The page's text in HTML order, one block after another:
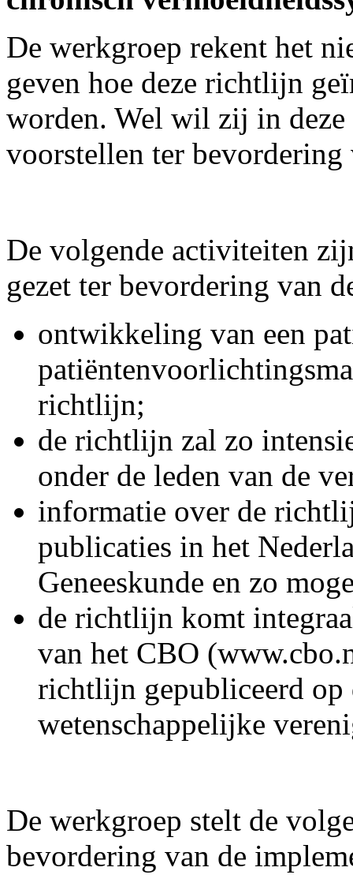
De werkgroep rekent het
geven hoe deze richtlijn
worden. Wel wil zij in deze
voorstellen ter
De volgende activiteiten
gezet ter bevordering van
ontwikkeling van een
richtlijn;
de richtlijn zal zo
onder de leden van de
informatie over de
publicaties in het
Geneeskunde en zo
de richtlijn komt
van het CBO
richtlijn gepubliceerd op
wetenschappelijke
De werkgroep stelt de
bevordering van de